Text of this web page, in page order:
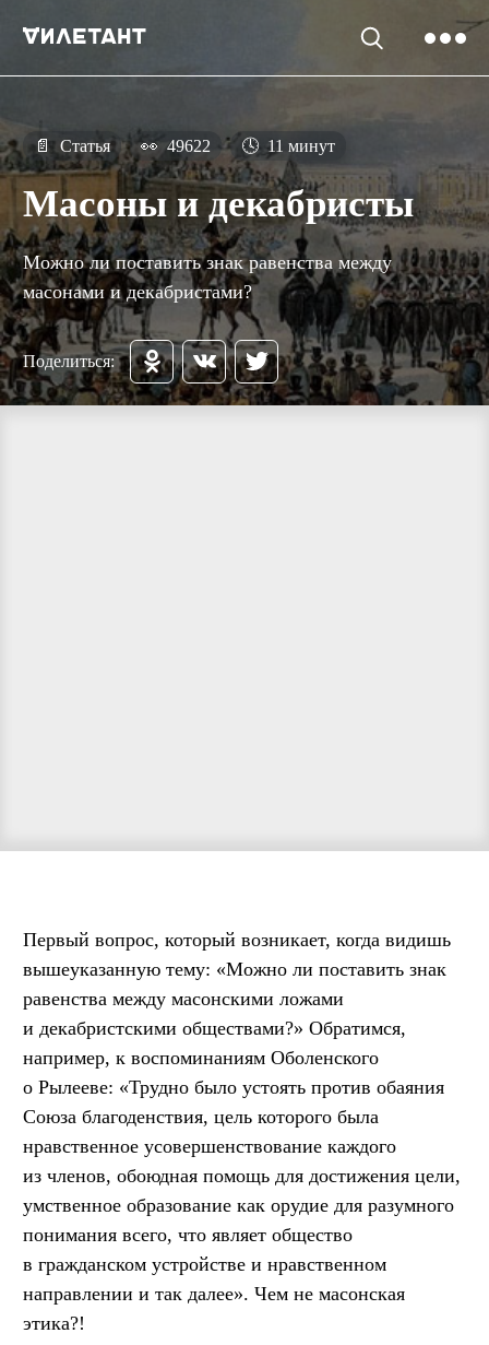
📄 Статья 👀 49622 🕓 11 минут
Масоны и декабристы
Можно ли поставить знак равенства между
масонами и декабристами?
Поделиться:
Первый вопрос, который возникает, когда видишь
вышеуказанную тему: «Можно ли поставить знак
равенства между масонскими ложами
и декабристскими обществами?» Обратимся,
например, к воспоминаниям Оболенского
о Рылееве: «Трудно было устоять против обаяния
Союза благоденствия, цель которого была
нравственное усовершенствование каждого
из членов, обоюдная помощь для достижения цели,
умственное образование как орудие для разумного
понимания всего, что являет общество
в гражданском устройстве и нравственном
направлении и так далее». Чем не масонская
этика?!